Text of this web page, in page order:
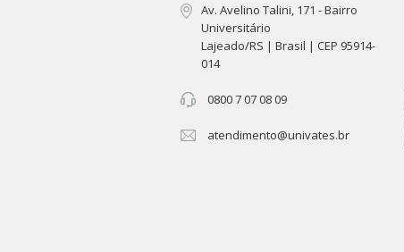
Av. Avelino Talini, 171 - Bairro
Universitário
Lajeado/RS | Brasil | CEP 95914-
014
0800 7 07 08 09
atendimento@univates.br